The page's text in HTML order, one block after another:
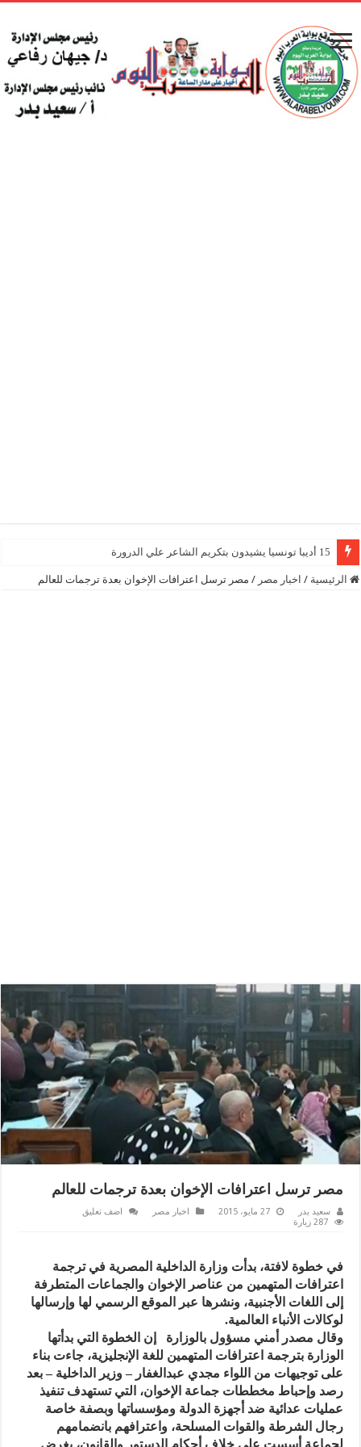
15 أديبا تونسيا يشيدون بتكريم الشاعر علي الدرورة
الرئيسية / اخبار مصر / مصر ترسل اعترافات الإخوان بعدة ترجمات للعالم
مصر ترسل اعترافات الإخوان بعدة ترجمات للعالم
سعيد بدر 27 مايو، 2015 اخبار مصر
اضف تعليق
287 زيارة
في خطوة لافتة، بدأت وزارة الداخلية المصرية في ترجمة
اعترافات المتهمين من عناصر الإخوان والجماعات المتطرفة
إلى اللغات الأجنبية، ونشرها عبر الموقع الرسمي لها وإرسالها
لوكالات الأنباء العالمية.
وقال مصدر أمني مسؤول بالوزارة إن الخطوة التي بدأتها
الوزارة بترجمة اعترافات المتهمين للغة الإنجليزية، جاءت بناء
على توجيهات من اللواء مجدي عبدالغفار – وزير الداخلية – بعد
رصد وإحباط مخططات جماعة الإخوان، التي تستهدف تنفيذ
عمليات عدائية ضد أجهزة الدولة ومؤسساتها وبصفة خاصة
رجال الشرطة والقوات المسلحة، واعترافهم بانضمامهم
لجماعة أسست على خلاف أحكام الدستور والقانون، بغرض